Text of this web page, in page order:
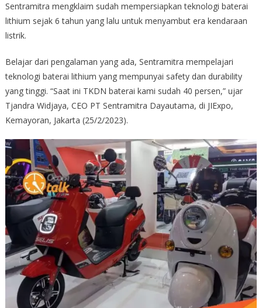
Sentramitra mengklaim sudah mempersiapkan teknologi baterai
lithium sejak 6 tahun yang lalu untuk menyambut era kendaraan
listrik.
Belajar dari pengalaman yang ada, Sentramitra mempelajari
teknologi baterai lithium yang mempunyai safety dan durability
yang tinggi. “Saat ini TKDN baterai kami sudah 40 persen,” ujar
Tjandra Widjaya, CEO PT Sentramitra Dayautama, di JIExpo,
Kemayoran, Jakarta (25/2/2023).